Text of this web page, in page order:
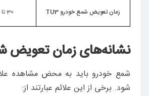
زمان تعویض شمع خودروTU3 30 تا 50 هزار کیلومتر
نشانه‌های زمان تعویض
شمع خودرو باید به محض مشاهده
شود. برخی از این علائم عبارتند از: